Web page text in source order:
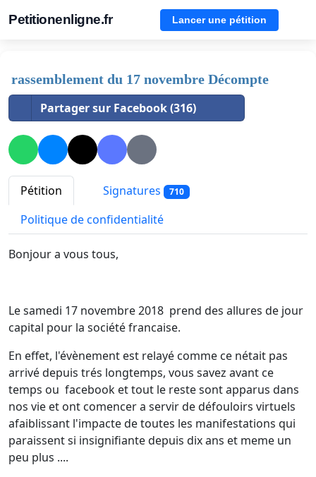
Petitionenligne.fr Lancer une pétition
rassemblement du 17 novembre Décompte
Partager sur Facebook (316)
Pétition Signatures 710
Politique de confidentialité
Bonjour a vous tous,
Le samedi 17 novembre 2018 prend des allures de jour
capital pour la société francaise.
En effet, l'évènement est relayé comme ce nétait pas
arrivé depuis trés longtemps, vous savez avant ce
temps ou facebook et tout le reste sont apparus dans
nos vie et ont comencer a servir de défouloirs virtuels
afaiblissant l'impacte de toutes les manifestations qui
paraissent si insignifiante depuis dix ans et meme un
peu plus ....